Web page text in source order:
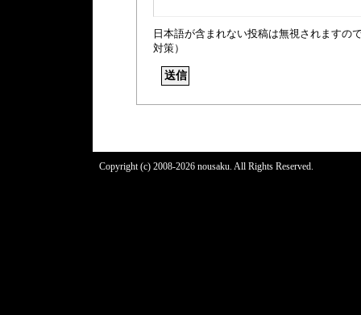
日本語が含まれない投稿は無視されますの
対策）
Copyright (c) 2008-2026 nousaku. All Rights Reserved.